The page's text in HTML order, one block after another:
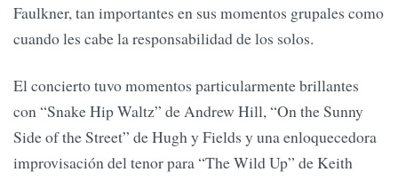
Faulkner, tan importantes en sus momentos grupales como
cuando les cabe la responsabilidad de los solos.
El concierto tuvo momentos particularmente brillantes
con “Snake Hip Waltz” de Andrew Hill, “On the Sunny
Side of the Street” de Hugh y Fields y una enloquecedora
improvisación del tenor para “The Wild Up” de Keith